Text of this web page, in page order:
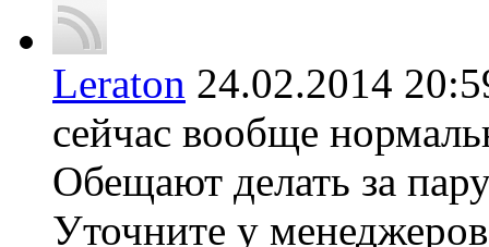
Leraton 24.02.2014
сейчас вообще
Обещают делать за
Уточните у